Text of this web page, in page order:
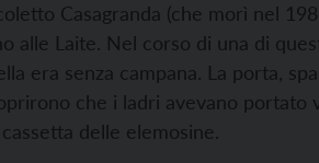
Casagranda (che morì nel
alle Laite. Nel corso di una di
era senza campana. La porta,
che i ladri avevano portato
delle elemosine.